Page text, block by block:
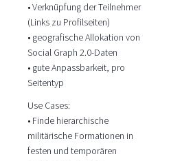
• Verknüpfung der Teilnehmer
(Links zu Profilseiten)
• geografische Allokation von
Social Graph 2.0-Daten
• gute Anpassbarkeit, pro
Seitentyp
Use Cases:
• Finde hierarchische
militärische Formationen in
festen und temporären